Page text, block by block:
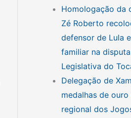
Homologação da
Zé Roberto
defensor de Lula
familiar na
Legislativa do
Delegação de
medalhas de
regional dos